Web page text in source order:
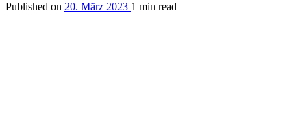
Published on 20. März 2023 1 min read